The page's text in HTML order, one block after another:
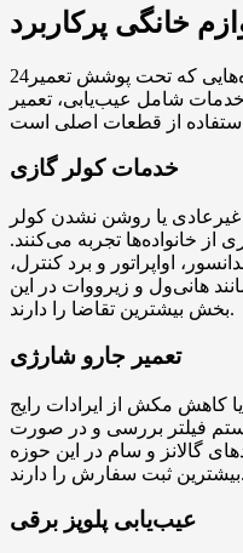
در ادامه به برخی از مهم‌ترین دستگاه‌هایی که تحت پوشش تعمیر24
شامل عیب‌یابی، تعمیر
خدمات کولر گازی
یا روشن نشدن کولر
خانواده‌ها تجربه می‌کنند.
با بررسی کندانسور، اواپراتور و برد کنترل،
هانی‌ول و زیرووات در این
بخش بیشترین تقاضا را دارند.
تعمیر جارو شارژی
کاهش مکش از ایرادات رایج
و سیستم فیلتر بررسی و در صورت
گالانز و سام در این حوزه
بیشترین ثبت سفارش را دارند.
عیب‌یابی پلوپز برقی